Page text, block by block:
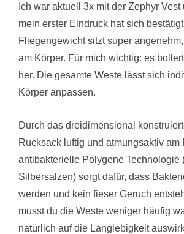
Ich war aktuell 3x mit der Zephyr Vest
mein erster Eindruck hat sich
Fliegengewicht sitzt super
am Körper. Für mich wichtig: es
her. Die gesamte Weste lässt sich
Körper anpassen.
Durch das dreidimensional
Rucksack luftig und atmungsaktiv am
antibakterielle Polygene Technologie
Silbersalzen) sorgt dafür, dass
werden und kein fieser Geruch
musst du die Weste weniger häufig
natürlich auf die Langlebigkeit